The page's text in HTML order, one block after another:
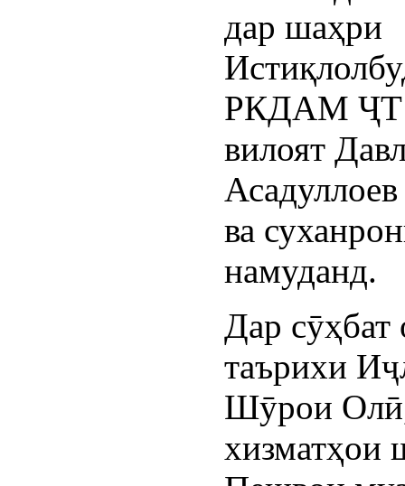
дар шаҳри
РКДАМ ҶТ
вилоят
ва
намуданд.
Дар сӯҳбат
таърихи
Шӯрои
хизматҳои